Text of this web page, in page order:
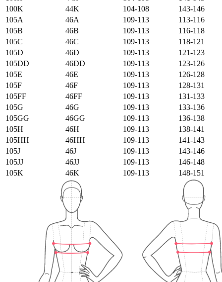
100K
44K 104-108
143-146
105А
46А 109-113
113-116
105B
46B 109-113
116-118
105C
46C 109-113
118-121
105D
46D 109-113
121-123
105DD
46DD 109-113
123-126
105E
46E 109-113
126-128
105F
46F 109-113
128-131
105FF
46FF 109-113
131-133
105G
46G 109-113
133-136
105GG
46GG 109-113
136-138
105H
46H 109-113
138-141
105HH
46HH 109-113
141-143
105J
46J 109-113
143-146
105JJ
46JJ 109-113
146-148
105K
46K 109-113 148-151